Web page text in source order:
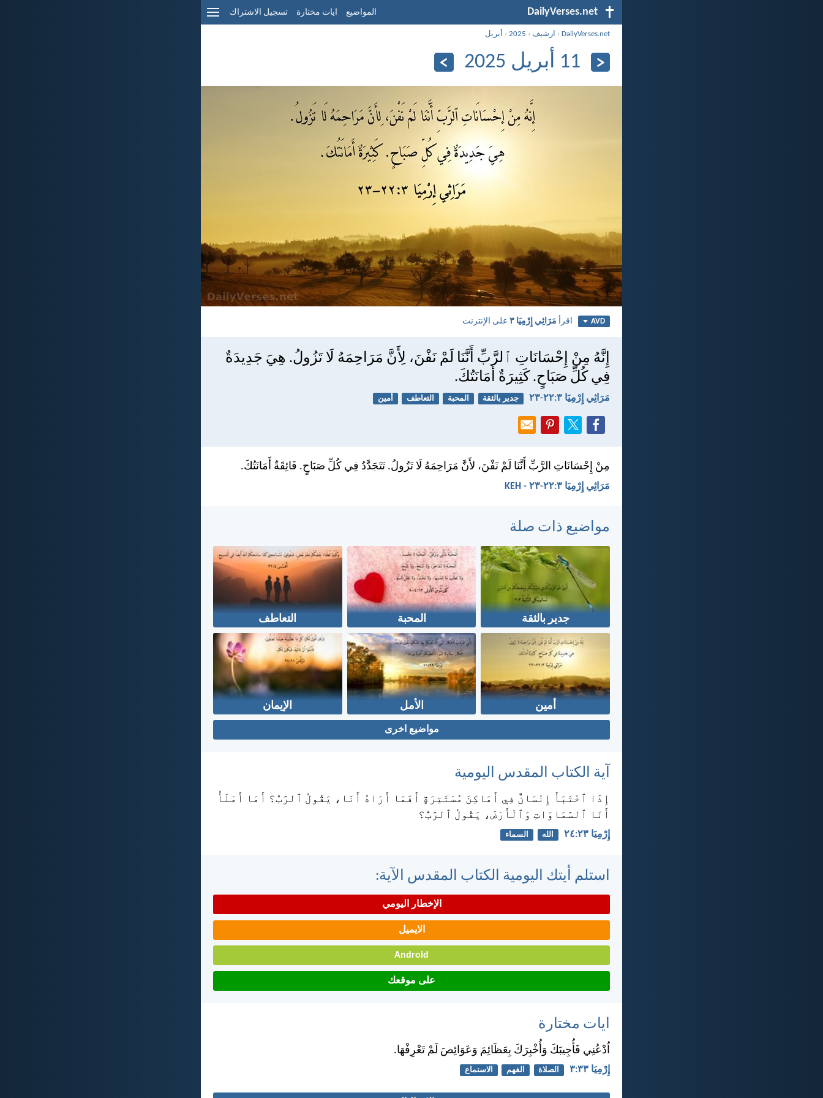
DailyVerses.net المواضيع ايات مختارة تسجيل الاشتراك
DailyVerses.net
› ارشيف ›
2025
› أبريل
11 أبريل 2025
AVD اقرأ مَرَاثِي إِرْمِيَا ٣ على الإنترنت
إِنَّهُ مِنْ إِحْسَانَاتِ ٱلرَّبِّ أَنَّنَا لَمْ نَفْنَ، لِأَنَّ مَرَاحِمَهُ لَا تَزُولُ. هِيَ جَدِيدَةٌ
فِي كُلِّ صَبَاحٍ. كَثِيرَةٌ أَمَانَتُكَ.
مَرَاثِي إِرْمِيَا ٣:‏٢٢-‏٢٣ جدير بالثقة المحبة التعاطف أمين
مِنْ إِحْسَانَاتِ الرَّبِّ أَنَّنَا لَمْ نَفْنَ، لأَنَّ مَرَاحِمَهُ لَا تَزُولُ. تَتَجَدَّدُ فِي كُلِّ صَبَاحٍ. فَائِقَةٌ أَمَانَتُكَ.
مَرَاثِي إِرْمِيَا ٣:‏٢٢-‏٢٣ - KEH
مواضيع ذات صلة
جدير بالثقة المحبة التعاطف
أمين الأمل الإيمان
مواضيع اخرى
آية الكتاب المقدس اليومية
إِذَا ٱخْتَبَأَ إِنْسَانٌ فِي أَمَاكِنَ مُسْتَتِرَةٍ أَفَمَا أَرَاهُ أَنَا، يَقُولُ ٱلرَّبُّ؟ أَمَا أَمْلَأُ
أَنَا ٱلسَّمَاوَاتِ وَٱلْأَرْضَ، يَقُولُ ٱلرَّبُّ؟
إِرْمِيَا ٢٣:‏٢٤ الله السماء
استلم أيتك اليومية الكتاب المقدس الآية:
الإخطار اليومي
الايميل
Android
على موقعك
ايات مختارة
اُدْعُنِي فَأُجِيبَكَ وَأُخْبِرَكَ بِعَظَائِمَ وَعَوَائِصَ لَمْ تَعْرِفْهَا.
إِرْمِيَا ٣٣:‏٣ الصلاة الفهم الاستماع